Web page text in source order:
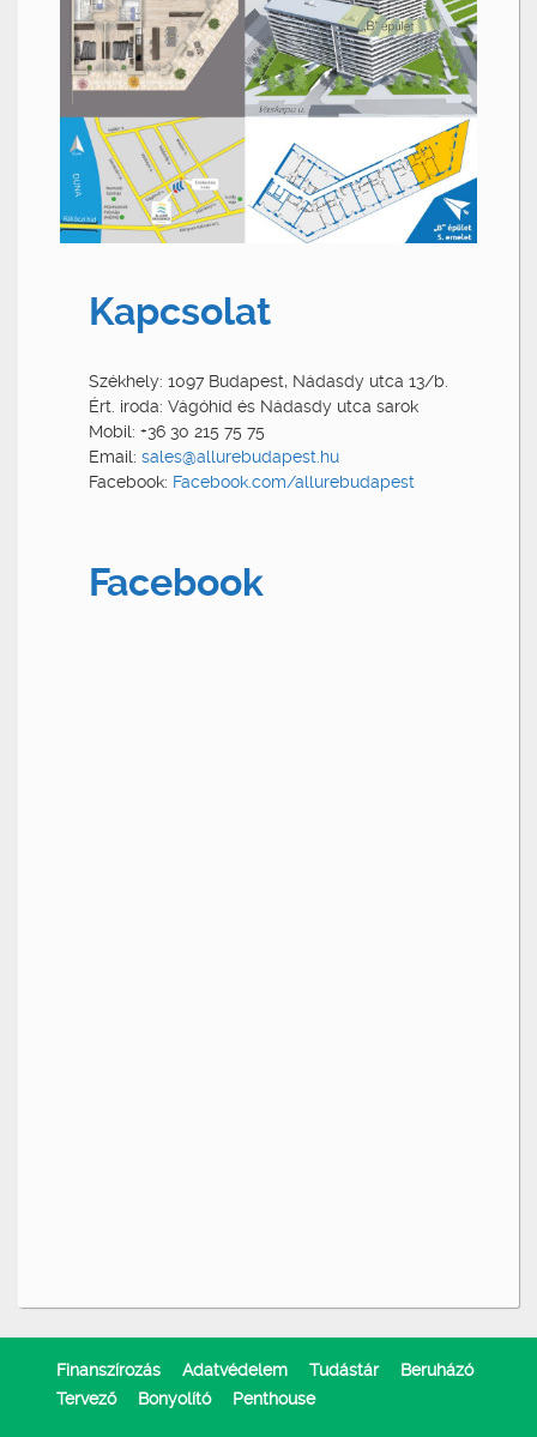
Kapcsolat
Székhely: 1097 Budapest, Nádasdy utca 13/b.
Ért. iroda: Vágóhíd és Nádasdy utca sarok
Mobil: +36 30 215 75 75
Email: sales@allurebudapest.hu
Facebook: Facebook.com/allurebudapest
Facebook
Finanszírozás Adatvédelem Tudástár
Beruházó
Tervező
Bonyolító Penthouse